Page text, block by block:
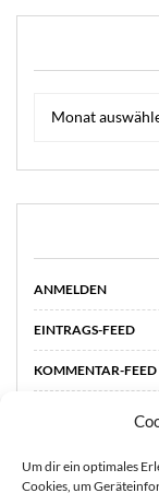
Um dir ein optimales
Cookies, um
Monat
ANMELDEN
EINTRAGS-FEED
KOMMENTAR-FEED